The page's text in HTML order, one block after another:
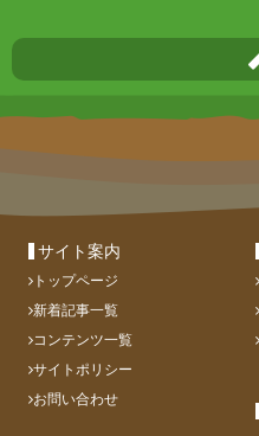
サイト案内
トップページ
新着記事一覧
コンテンツ一覧
サイトポリシー
お問い合わせ